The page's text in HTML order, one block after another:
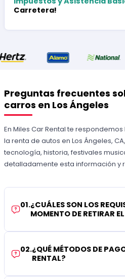
Carretera!
Preguntas frecuentes
carros en Los Ángeles
En Miles Car Rental te
la renta de autos en Los Ángeles,
tecnología, historia, festivales
detalladamente esta información y
01.¿CUÁLES SON LOS
MOMENTO DE RETIRAR
02.¿QUÉ MÉTODOS DE
RENTAL?